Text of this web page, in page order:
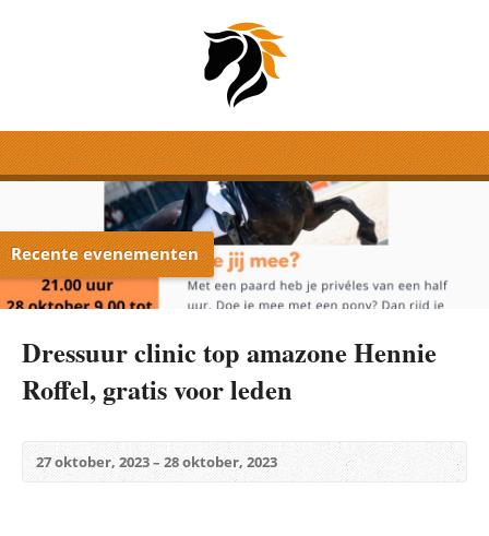
Recente evenementen
Dressuur clinic top amazone Hennie
Roffel, gratis voor leden
27 oktober, 2023 – 28 oktober, 2023